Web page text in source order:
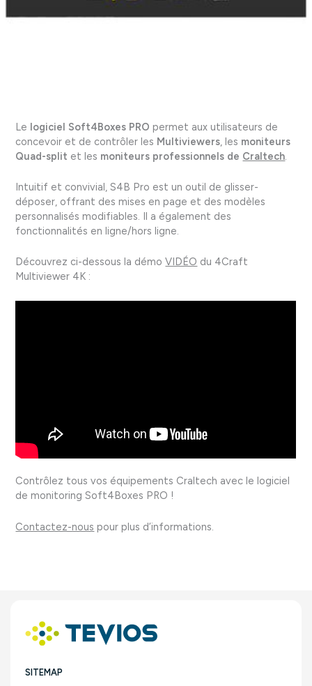
Le logiciel Soft4Boxes PRO permet aux utilisateurs de
concevoir et de contrôler les Multiviewers , les moniteurs
Quad-split et les moniteurs professionnels de Craltech
Intuitif et convivial, S4B Pro est un outil de glisser-
déposer, offrant des mises en page et des modèles
personnalisés modifiables. Il a également des
fonctionnalités en ligne/hors ligne.
Découvrez ci-dessous la démoVIDÉO du 4Craft
Multiviewer 4K :
Contrôlez tous vos équipements Craltech avec le logiciel
de monitoring Soft4Boxes PRO !
Contactez-nous pour plus d’informations.
SITEMAP